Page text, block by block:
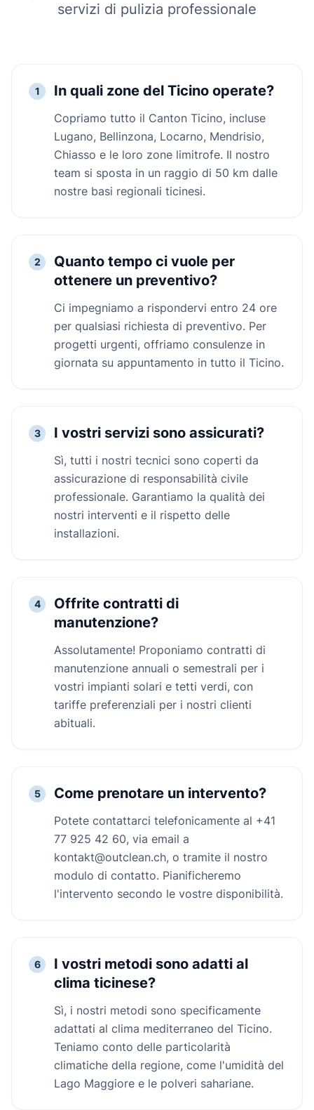
servizi di pulizia professionale
1 In quali zone del Ticino operate?
Copriamo tutto il Canton Ticino, incluse
Lugano, Bellinzona, Locarno, Mendrisio,
Chiasso e le loro zone limitrofe. Il nostro
team si sposta in un raggio di 50 km dalle
nostre basi regionali ticinesi.
2
Quanto tempo ci vuole per
ottenere un preventivo?
Ci impegniamo a rispondervi entro 24 ore
per qualsiasi richiesta di preventivo. Per
progetti urgenti, offriamo consulenze in
giornata su appuntamento in tutto il Ticino.
3 I vostri servizi sono assicurati?
Sì, tutti i nostri tecnici sono coperti da
assicurazione di responsabilità civile
professionale. Garantiamo la qualità dei
nostri interventi e il rispetto delle
installazioni.
4
Offrite contratti di
manutenzione?
Assolutamente! Proponiamo contratti di
manutenzione annuali o semestrali per i
vostri impianti solari e tetti verdi, con
tariffe preferenziali per i nostri clienti
abituali.
5 Come prenotare un intervento?
Potete contattarci telefonicamente al +41
77 925 42 60, via email a
kontakt@outclean.ch, o tramite il nostro
modulo di contatto. Pianificheremo
l'intervento secondo le vostre disponibilità.
6
I vostri metodi sono adatti al
clima ticinese?
Sì, i nostri metodi sono specificamente
adattati al clima mediterraneo del Ticino.
Teniamo conto delle particolarità
climatiche della regione, come l'umidità del
Lago Maggiore e le polveri sahariane.